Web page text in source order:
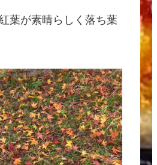
葉が素晴らしく落ち葉